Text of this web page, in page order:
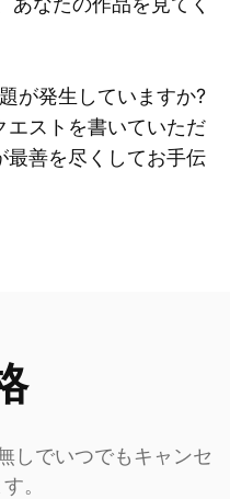
が発生していますか?
エストを書いていただ
最善を尽くしてお手伝
しでいつでもキャンセ
。